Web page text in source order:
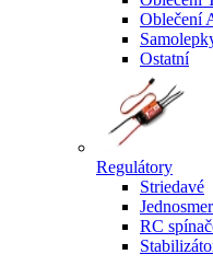
Oblečení
Ostatní
Regulátory
Striedavé
RC